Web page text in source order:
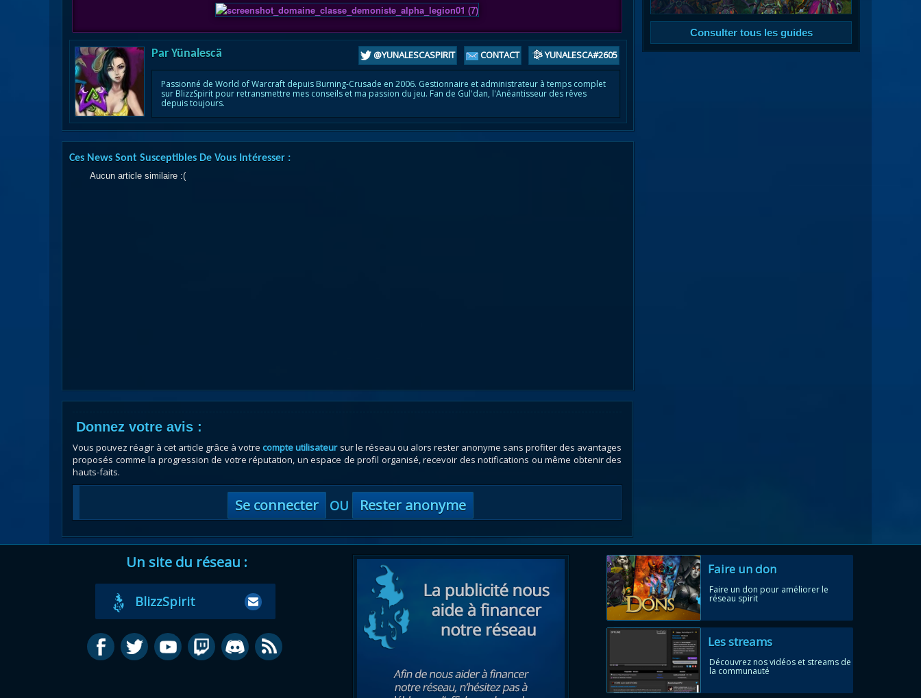
Par Yünalescä YUNALESCA#2605
CONTACT
@YUNALESCASPIRIT
Passionné de World of Warcraft depuis Burning-Crusade en 2006. Gestionnaire et administrateur à temps complet
sur BlizzSpirit pour retransmettre mes conseils et ma passion du jeu. Fan de Gul'dan, l'Anéantisseur des rêves
depuis toujours.
Ces News Sont Susceptibles De Vous Intéresser :
Aucun article similaire :(
Donnez votre avis :
Vous pouvez réagir à cet article grâce à votre compte utilisateursur le réseau ou alors rester anonyme sans profiter des avantages
proposés comme la progression de votre réputation, un espace de profil organisé, recevoir des notifications ou même obtenir des
hauts-faits.
Se connecter OU Rester anonyme
Consulter tous les guides
Un site du réseau :
BlizzSpirit
Faire un don
Faire un don pour améliorer le
réseau spirit
Les streams
Découvrez nos vidéos et streams de
la communauté